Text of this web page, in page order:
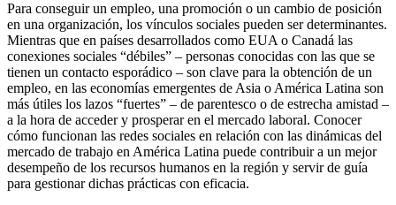
Para conseguir un empleo, una promoción o un cambio de posición
en una organización, los vínculos sociales pueden ser determinantes.
Mientras que en países desarrollados como EUA o Canadá las
conexiones sociales “débiles” – personas conocidas con las que se
tienen un contacto esporádico – son clave para la obtención de un
empleo, en las economías emergentes de Asia o América Latina son
más útiles los lazos “fuertes” – de parentesco o de estrecha amistad –
a la hora de acceder y prosperar en el mercado laboral. Conocer
cómo funcionan las redes sociales en relación con las dinámicas del
mercado de trabajo en América Latina puede contribuir a un mejor
desempeño de los recursos humanos en la región y servir de guía
para gestionar dichas prácticas con eficacia.